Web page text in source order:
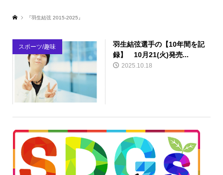
『羽生結弦 2015-2025』
スポーツ/趣味
羽生結弦選手の【10年間を記
録】 10月21(火)発売...
2025.10.18